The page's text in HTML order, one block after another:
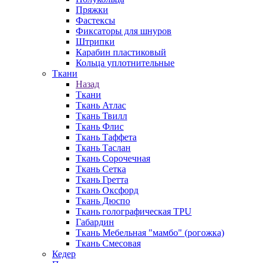
Пряжки
Фастексы
Фиксаторы для шнуров
Штрипки
Карабин пластиковый
Кольца уплотнительные
Ткани
Назад
Ткани
Ткань Атлас
Ткань Твилл
Ткань Флис
Ткань Таффета
Ткань Таслан
Ткань Сорочечная
Ткань Сетка
Ткань Гретта
Ткань Оксфорд
Ткань Дюспо
Ткань голографическая TPU
Габардин
Ткань Мебельная "мамбо" (рогожка)
Ткань Смесовая
Кедер